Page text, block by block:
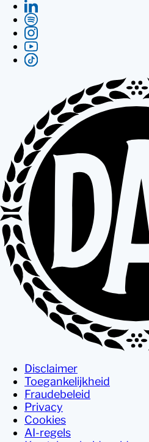
Disclaimer
Toegankelijkheid
Fraudebeleid
Privacy
Cookies
AI-regels